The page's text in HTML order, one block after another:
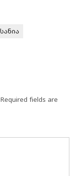
Required fields are